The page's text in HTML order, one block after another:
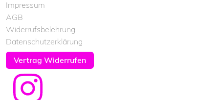
Impressum
AGB
Widerrufsbelehrung
Datenschutzerklärung
Vertrag Widerrufen